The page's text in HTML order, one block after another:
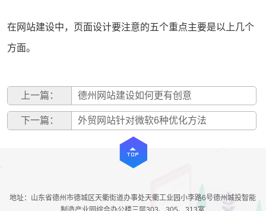
在网站建设中，页面设计要注意的五个重点主要是以上几个
方面。
上一篇： 德州网站建设如何更有创意
下一篇： 外贸网站针对微软6种优化方法
地址：山东省德州市德城区天衢街道办事处天衢工业园小李路6号德州城投智能